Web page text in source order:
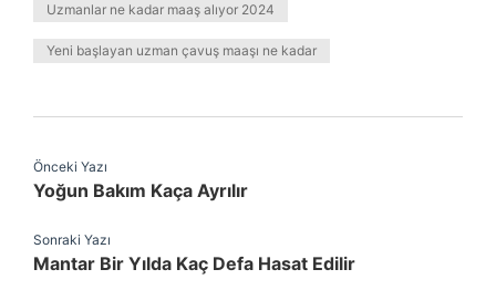
Uzmanlar ne kadar maaş alıyor 2024
Yeni başlayan uzman çavuş maaşı ne kadar
Önceki Yazı
Yoğun Bakım Kaça Ayrılır
Sonraki Yazı
Mantar Bir Yılda Kaç Defa Hasat Edilir